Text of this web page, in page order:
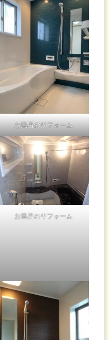
お風呂のリフォーム
お風呂のリフォーム